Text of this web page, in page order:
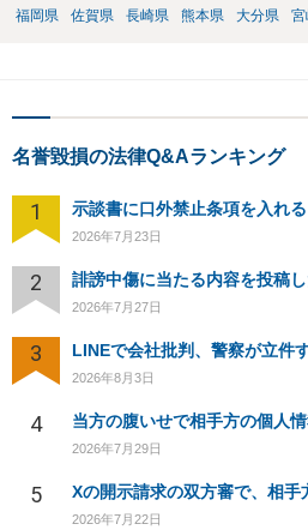
福岡県
佐賀県 長崎県 熊本県 大分県
名誉毀損の法律Q&Aランキング
1 示談書に口外禁止条項を入れ
2026年7月23日
2
2026年7月27日
3 LINEで会社批判、警察が立件
2026年8月3日
4
2026年7月29日
5
2026年7月22日